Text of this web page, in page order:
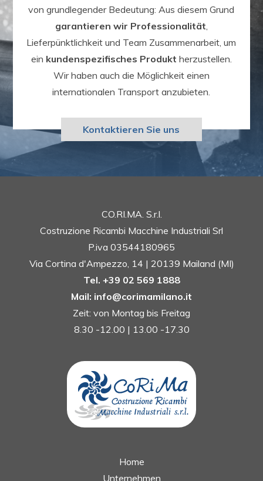
von grundlegender Bedeutung: Aus diesem Grund
garantieren wir Professionalität
Lieferpünktlichkeit und Team Zusammenarbeit, um
ein kundenspezifisches Produkt herzustellen.
Wir haben auch die Möglichkeit einen
internationalen Transport anzubieten.
Kontaktieren Sie uns
CO.RI.MA. S.r.l.
Costruzione Ricambi Macchine Industriali Srl
P.iva 03544180965
Via Cortina d'Ampezzo, 14 | 20139 Mailand (MI)
Tel. +39 02 569 1888
Mail: info@corimamilano.it
Zeit: von Montag bis Freitag
8.30 -12.00 | 13.00 -17.30
Home
Unternehmen